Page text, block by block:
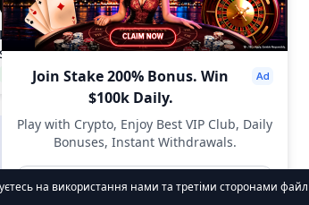
LITLIGHTER
$2.32
1.71% 71
DropsTab.com
на використання нами та третіми сторонами
Join Stake 200% Bonus. Win
$100k Daily.
Play with Crypto, Enjoy Best VIP Club, Daily
Bonuses, Instant Withdrawals.
Join Now